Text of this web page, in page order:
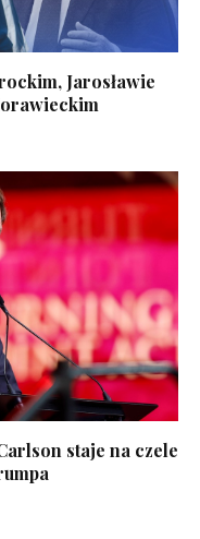
Jarosławie
staje na czele